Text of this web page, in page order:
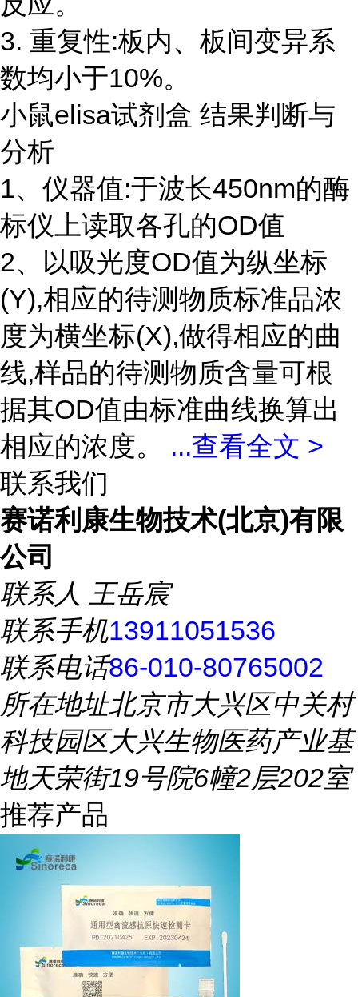
3. 重复性:板内、板间变异系
数均小于10%。
小鼠elisa试剂盒 结果判断与
分析
1、仪器值:于波长450nm的酶
标仪上读取各孔的OD值
2、以吸光度OD值为纵坐标
(Y),相应的待测物质标准品浓
度为横坐标(X),做得相应的曲
线,样品的待测物质含量可根
据其OD值由标准曲线换算出
相应的浓度。 ...查看全文 >
联系我们
赛诺利康生物技术(北京)有限
公司
联系人 王岳宸
联系手机13911051536
联系电话86-010-80765002
所在地址北京市大兴区中关村
科技园区大兴生物医药产业基
地天荣街19号院6幢2层202室
推荐产品